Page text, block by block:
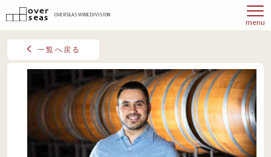
OVERSEAS WINE DIVISION
menu
一覧へ戻る